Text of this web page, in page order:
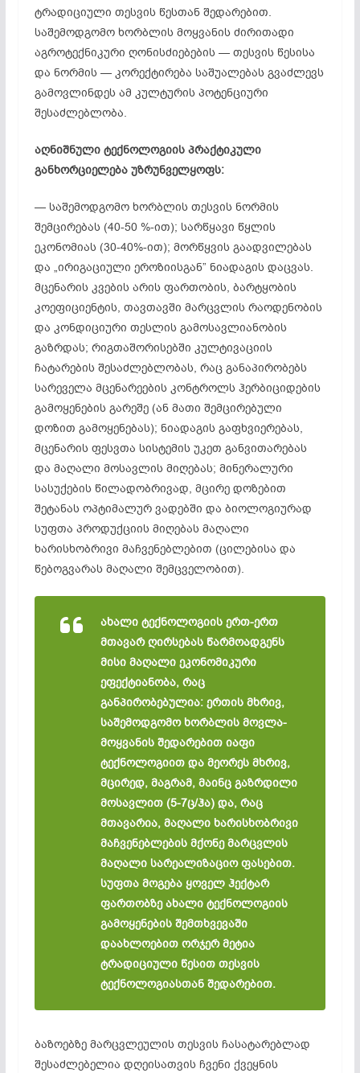
ტრადიციული თესვის წესთან შედარებით.
საშემოდგომო ხორბლის მოყვანის ძირითადი
აგროტექნიკური ღონისძიებების — თესვის წესისა
და ნორმის — კორექტირება საშუალებას გვაძლევს
გამოვლინდეს ამ კულტურის პოტენციური
შესაძლებლობა.
აღნიშნული ტექნოლოგიის პრაქტიკული
განხორციელება უზრუნველყოფს:
— საშემოდგომო ხორბლის თესვის ნორმის
შემცირებას (40-50 %-ით); სარწყავი წყლის
ეკონომიას (30-40%-ით); მორწყვის გაადვილებას
და „ირიგაციული ეროზიისგან” ნიადაგის დაცვას.
მცენარის კვების არის ფართობის, ბარტყობის
კოეფიციენტის, თავთავში მარცვლის რაოდენობის
და კონდიციური თესლის გამოსავლიანობის
გაზრდას; რიგთაშორისებში კულტივაციის
ჩატარების შესაძლებლობას, რაც განაპირობებს
სარეველა მცენარეების კონტროლს ჰერბიციდების
გამოყენების გარეშე (ან მათი შემცირებული
დოზით გამოყენებას); ნიადაგის გაფხვიერებას,
მცენარის ფესვთა სისტემის უკეთ განვითარებას
და მაღალი მოსავლის მიღებას; მინერალური
სასუქების წილადობრივად, მცირე დოზებით
შეტანას ოპტიმალურ ვადებში და ბიოლოგიურად
სუფთა პროდუქციის მიღებას მაღალი
ხარისხობრივი მაჩვენებლებით (ცილებისა და
წებოგვარას მაღალი შემცველობით).
ახალი ტექნოლოგიის ერთ-ერთ
მთავარ ღირსებას წარმოადგენს
მისი მაღალი ეკონომიკური
ეფექტიანობა, რაც
განპირობებულია: ერთის მხრივ,
საშემოდგომო ხორბლის მოვლა-
მოყვანის შედარებით იაფი
ტექნოლოგიით და მეორეს მხრივ,
მცირედ, მაგრამ, მაინც გაზრდილი
მოსავლით (5-7ც/ჰა) და, რაც
მთავარია, მაღალი ხარისხობრივი
მაჩვენებლების მქონე მარცვლის
მაღალი სარეალიზაციო ფასებით.
სუფთა მოგება ყოველ ჰექტარ
ფართობზე ახალი ტექნოლოგიის
გამოყენების შემთხვევაში
დაახლოებით ორჯერ მეტია
ტრადიციული წესით თესვის
ტექნოლოგიასთან შედარებით.
ბაზოებზე მარცვლეულის თესვის ჩასატარებლად
შესაძლებელია დღეისათვის ჩვენი ქვეყნის